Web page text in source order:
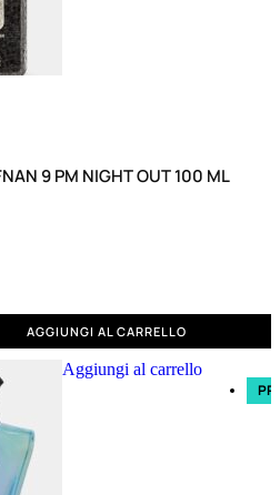
Palette
labbra
Rossetto
Rimpolpante
Cream
Palette
viso
9 PM NIGHT OUT 100 ML
AGGIUNGI AL CARRELLO
Aggiungi al carrello